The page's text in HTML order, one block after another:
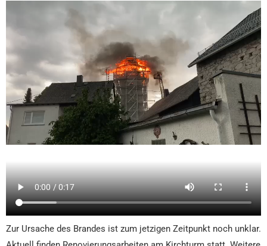
Zur Ursache des Brandes ist zum jetzigen Zeitpunkt noch unklar.